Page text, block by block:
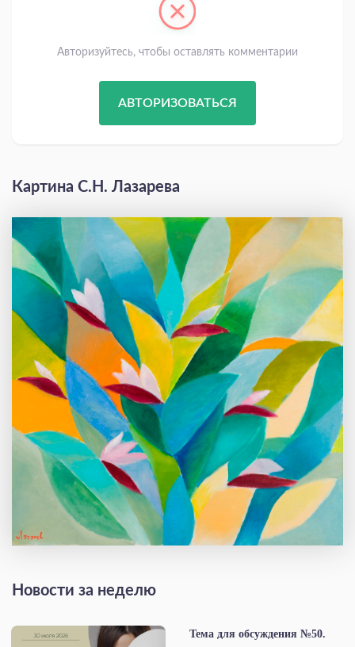
Авторизуйтесь, чтобы оставлять комментарии
АВТОРИЗОВАТЬСЯ
Картина С.Н. Лазарева
Новости за неделю
Тема для обсуждения №50.